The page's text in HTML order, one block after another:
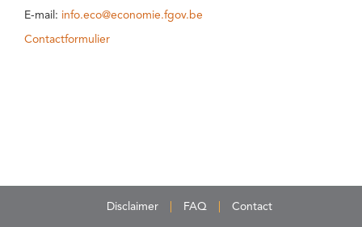
E-mail: info.eco@economie.fgov.be
Contactformulier
Disclaimer FAQ Contact